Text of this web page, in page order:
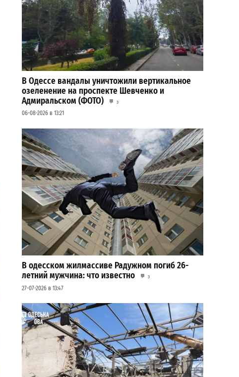
В Одессе вандалы уничтожили вертикальное
озеленение на проспекте Шевченко и
Адмиральском (ФОТО)
3
06-08-2026 в 13:21
В одесском жилмассиве Радужном погиб 26-
летний мужчина: что известно
3
27-07-2026 в 13:47